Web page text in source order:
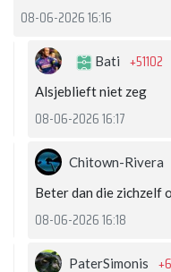
08-06-2026 16:16
Bati +51102
Alsjeblieft niet zeg
08-06-2026 16:17
Chitown-Rivera
Beter dan die zichzelf
08-06-2026 16:18
PaterSimonis